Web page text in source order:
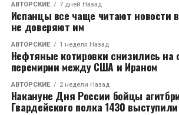
АВТОРСКИЕ 7 дней Назад
Испанцы все чаще читают новости
не доверяют им
АВТОРСКИЕ 1 неделя Назад
Нефтяные котировки снизились на
перемирии между США и Ираном
АВТОРСКИЕ 2 недели Назад
Накануне Дня России бойцы
Гвардейского полка 1430